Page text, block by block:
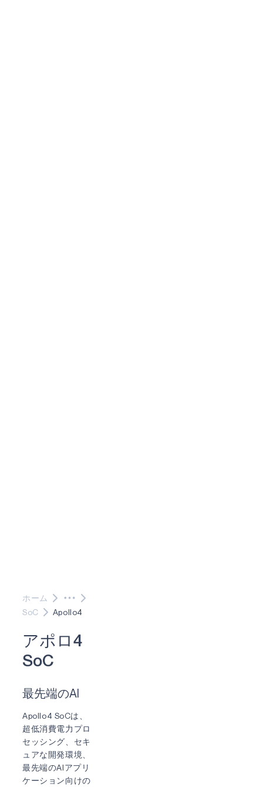
ホーム
SoC
Apollo4
アポ ロ4
SoC
最先端のAI
Apollo4 SoCは、
超低消費電力プロ
セッシング、セキ
ュアな開発環境、
最先端のAIアプリ
ケーション向けの